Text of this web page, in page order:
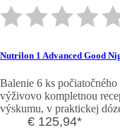
Nutrilon 1 Advanced Good
Balenie 6 ks
výživovo kompletnou
výskumu, v praktickej
€ 125,94*